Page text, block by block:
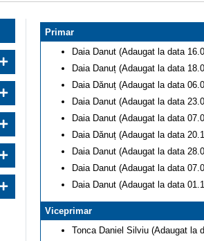
Primar
Daia Danut (Adaugat la data
Daia Danuț (Adaugat la data
Daia Dănuț (Adaugat la data
Daia Danut (Adaugat la data
Daia Danut (Adaugat la data
Daia Dănuț (Adaugat la data
Daia Danut (Adaugat la data
Daia Danut (Adaugat la data
Daia Danut (Adaugat la data
Viceprimar
Tonca Daniel Silviu (Adaugat la